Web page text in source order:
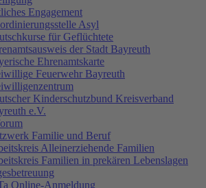
Engagement
Asyl
für Geflüchtete
der Stadt Bayreuth
Ehrenamtskarte
Feuerwehr Bayreuth
Kinderschutzbund Kreisverband
e.V.
Familie und Beruf
Alleinerziehende Familien
Familien in prekären Lebenslagen
Online-Anmeldung